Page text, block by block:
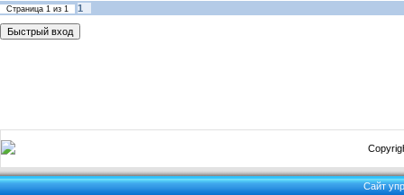
Страница 1 из 1 1
Сайт